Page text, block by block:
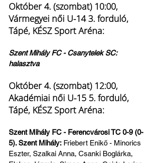
Október 4. (szombat) 10:00,
Vármegyei női U-14 3. forduló,
Tápé, KÉSZ Sport Aréna:
Szent Mihály FC - Csanytelek SC:
halasztva
Október 4. (szombat) 12:00,
Akadémiai női U-15 5. forduló,
Tápé, KÉSZ Sport Aréna:
Szent Mihály FC - Ferencvárosi TC 0-9 (0-
5). Szent Mihály: Friebert Enikő - Minorics
Eszter, Szalkai Anna, Csanki Boglárka,